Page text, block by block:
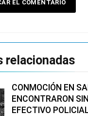
relacionadas
CONMOCIÓN EN
ENCONTRARON
EFECTIVO